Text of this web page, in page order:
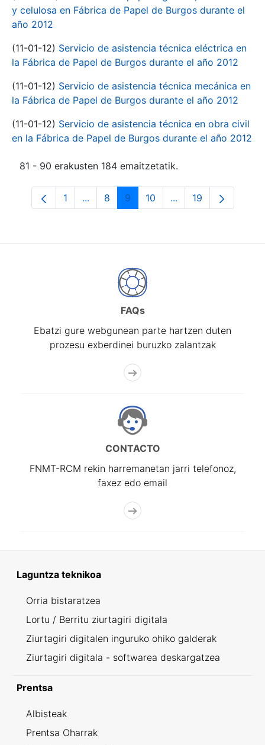
y celulosa en Fábrica de Papel de Burgos durante el
año 2012
(11-01-12) Servicio de asistencia técnica eléctrica en
la Fábrica de Papel de Burgos durante el año 2012
(11-01-12) Servicio de asistencia técnica mecánica en
la Fábrica de Papel de Burgos durante el año 2012
(11-01-12) Servicio de asistencia técnica en obra civil
en la Fábrica de Papel de Burgos durante el año 2012
81 - 90 erakusten 184 emaitzetatik.
Orrialdea
1 ...Intermediate Pages Use TAB to
Orrialdea
8 Orrialdea
9 Orrialdea
10 ...Intermediate Pages
Orrialdea
19
FAQs
Ebatzi gure webgunean parte hartzen duten
prozesu exberdinei buruzko zalantzak
CONTACTO
FNMT-RCM rekin harremanetan jarri telefonoz,
faxez edo email
Laguntza teknikoa
Orria bistaratzea
Lortu / Berritu ziurtagiri digitala
Ziurtagiri digitalen inguruko ohiko galderak
Ziurtagiri digitala - softwarea deskargatzea
Prentsa
Albisteak
Prentsa Oharrak